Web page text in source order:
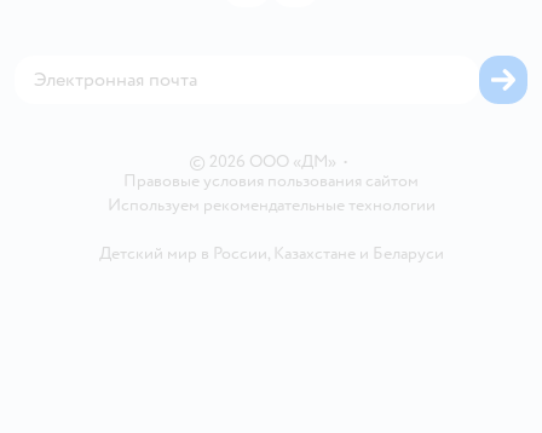
© 2026 ООО «ДМ» •
Правовые условия пользования сайтом
Используем рекомендательные технологии
Детский мир в России, Казахстанеи Беларуси